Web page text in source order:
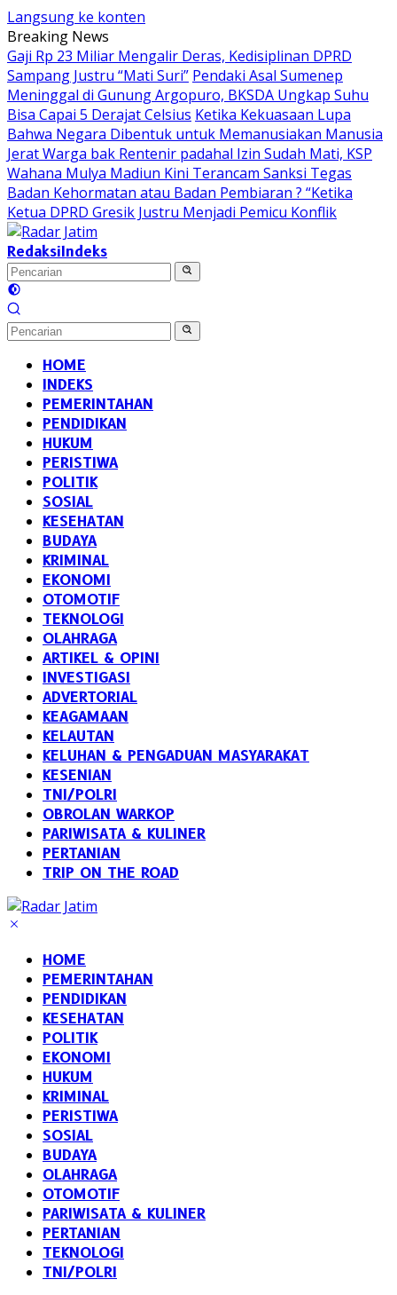
Langsung ke konten
Breaking News
Gaji Rp 23 Miliar Mengalir Deras, Kedisiplinan DPRD
Sampang Justru “Mati Suri” Pendaki Asal Sumenep
Meninggal di Gunung Argopuro, BKSDA Ungkap Suhu
Bisa Capai 5 Derajat Celsius Ketika Kekuasaan Lupa
Bahwa Negara Dibentuk untuk Memanusiakan Manusia
Jerat Warga bak Rentenir padahal Izin Sudah Mati, KSP
Wahana Mulya Madiun Kini Terancam Sanksi Tegas
Badan Kehormatan atau Badan Pembiaran ? “Ketika
Ketua DPRD Gresik Justru Menjadi Pemicu Konflik
RedaksiIndeks
HOME
INDEKS
PEMERINTAHAN
PENDIDIKAN
HUKUM
PERISTIWA
POLITIK
SOSIAL
KESEHATAN
BUDAYA
KRIMINAL
EKONOMI
OTOMOTIF
TEKNOLOGI
OLAHRAGA
ARTIKEL & OPINI
INVESTIGASI
ADVERTORIAL
KEAGAMAAN
KELAUTAN
KELUHAN & PENGADUAN MASYARAKAT
KESENIAN
TNI/POLRI
OBROLAN WARKOP
PARIWISATA & KULINER
PERTANIAN
TRIP ON THE ROAD
HOME
PEMERINTAHAN
PENDIDIKAN
KESEHATAN
POLITIK
EKONOMI
HUKUM
KRIMINAL
PERISTIWA
SOSIAL
BUDAYA
OLAHRAGA
OTOMOTIF
PARIWISATA & KULINER
PERTANIAN
TEKNOLOGI
TNI/POLRI